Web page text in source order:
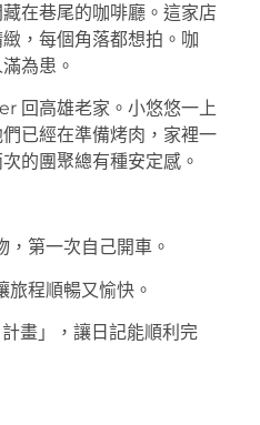
在巷尾的咖啡廳。這家店
，每個角落都想拍。咖
為患。
回高雄老家。小悠悠一上
已經在準備烤肉，家裡一
的團聚總有種安定感。
第一次自己開車。
旅程順暢又愉快。
畫」，讓日記能順利完